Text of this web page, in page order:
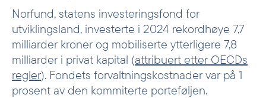
Norfund, statens investeringsfond for
utviklingsland, investerte i 2024 rekordhøye 7,7
milliarder kroner og mobiliserte ytterligere 7,8
milliarder i privat kapital (attribuert etter OECDs
regler). Fondets forvaltningskostnader var på 1
prosent av den kommiterte porteføljen.